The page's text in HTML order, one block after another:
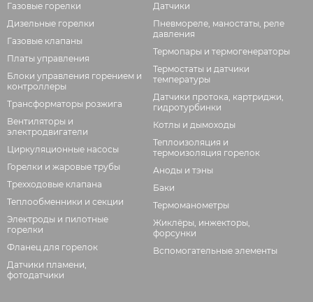
Газовые горелки
Дизельные горелки
Газовые клапаны
Платы управления
Блоки управления горением и
контроллеры
Трансформаторы розжига
Вентиляторы и
электродвигатели
Циркуляционные насосы
Горелки и жаровые трубы
Трехходовые клапана
Теплообменники и секции
Электроды и пилотные
горелки
Фланец для горелок
Датчики пламени,
фотодатчики
Датчики
Пневмореле, маностаты, реле
давления
Термопары и термогенераторы
Термостаты и датчики
температуры
Датчики протока, картриджи,
гидротурбинки
Котлы и дымоходы
Теплоизоляция и
термоизоляция горелок
Аноды и тэны
Баки
Термоманометры
Жиклёры, инжекторы,
форсунки
Вспомогательные элементы